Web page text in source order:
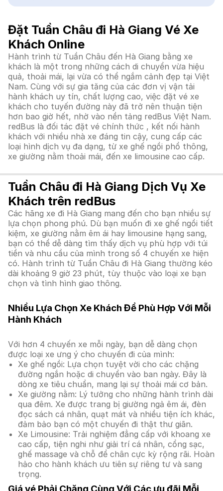
Đặt Tuần Châu đi Hà Giang Vé Xe
Khách Online
Hành trình từ Tuần Châu đến Hà Giang bằng xe
khách là một trong những cách di chuyển vừa hiệu
quả, thoải mái, lại vừa có thể ngắm cảnh đẹp tại Việt
Nam. Cùng với sự gia tăng của các đơn vị vận tải
hành khách uy tín, chất lượng cao, việc đặt vé xe
khách cho tuyến đường này đã trở nên thuận tiện
hơn bao giờ hết, nhờ vào nền tảng redBus Việt Nam.
redBus là đối tác đặt vé chính thức , kết nối hành
khách với nhiều nhà xe đáng tin cậy, cung cấp các
loại hình dịch vụ đa dạng, từ xe ghế ngồi phổ thông,
xe giường nằm thoải mái, đến xe limousine cao cấp.
Tuần Châu đi Hà Giang Dịch Vụ Xe
Khách trên redBus
Các hãng xe đi Hà Giang mang đến cho bạn nhiều sự
lựa chọn phong phú. Dù bạn muốn đi xe ghế ngồi tiết
kiệm, xe giường nằm êm ái hay limousine hạng sang,
bạn có thể dễ dàng tìm thấy dịch vụ phù hợp với túi
tiền và nhu cầu của mình trong số 4 chuyến xe hiện
có. Hành trình từ Tuần Châu đi Hà Giang thường kéo
dài khoảng 9 giờ 23 phút, tùy thuộc vào loại xe bạn
chọn và tình hình giao thông.
Nhiều Lựa Chọn Xe Khách Để Phù Hợp Với Mỗi
Hành Khách
Với hơn 4 chuyến xe mỗi ngày, bạn dễ dàng chọn
được loại xe ưng ý cho chuyến đi của mình:
Xe ghế ngồi: Lựa chọn tuyệt vời cho các chặng
đường ngắn hoặc di chuyển vào ban ngày. Đây là
dòng xe tiêu chuẩn, mang lại sự thoải mái cơ bản.
Xe giường nằm: Lý tưởng cho những hành trình dài
qua đêm. Xe được trang bị giường ngả êm ái, đèn
đọc sách cá nhân, quạt mát và nhiều tiện ích khác,
đảm bảo bạn có một chuyến đi thật thư giãn.
Xe Limousine: Trải nghiệm đẳng cấp với khoang xe
cao cấp, tiện nghi như giải trí cá nhân, cổng sạc,
ghế massage và chỗ để chân cực kỳ rộng rãi. Hoàn
hảo cho hành khách ưu tiên sự riêng tư và sang
trọng.